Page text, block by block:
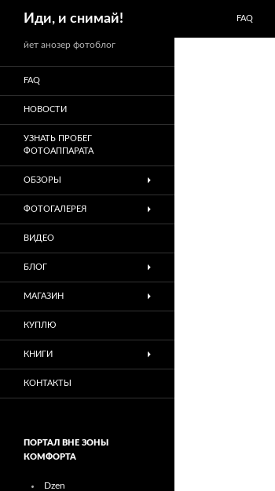
Иди, и снимай!
FAQ
йет анозер фотоблог
FAQ
НОВОСТИ
УЗНАТЬ ПРОБЕГ
ФОТОАППАРАТА
ОБЗОРЫ
ФОТОГАЛЕРЕЯ
ВИДЕО
БЛОГ
МАГАЗИН
КУПЛЮ
КНИГИ
КОНТАКТЫ
ПОРТАЛ ВНЕ ЗОНЫ
КОМФОРТА
Dzen